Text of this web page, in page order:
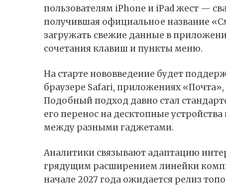
пользователям iPhone и iPad жест —
получившая официальное название
загружать свежие данные в
сочетания клавиш и пункты меню.
На старте нововведение будет
браузере Safari, приложениях
Подобный подход давно стал
его перенос на десктопные
между разными гаджетами.
Аналитики связывают адаптацию
грядущим расширением линейки
начале 2027 года ожидается релиз